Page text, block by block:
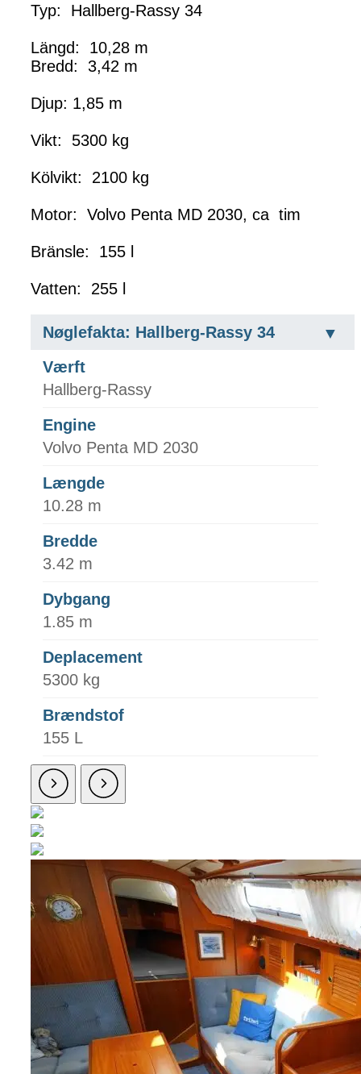
Typ: Hallberg-Rassy 34
Längd: 10,28 m
Bredd: 3,42 m
Djup: 1,85 m
Vikt: 5300 kg
Kölvikt: 2100 kg
Motor: Volvo Penta MD 2030, ca tim
Bränsle: 155 l
Vatten: 255 l
Nøglefakta: Hallberg-Rassy 34
Værft
Hallberg-Rassy
Engine
Volvo Penta MD 2030
Længde
10.28 m
Bredde
3.42 m
Dybgang
1.85 m
Deplacement
5300 kg
Brændstof
155 L